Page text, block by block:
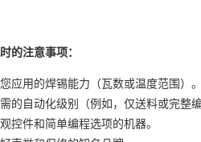
的注意事项：
应用的焊锡能力（瓦数或温度范围）。
的自动化级别（例如，仅送料或完整编
控件和简单编程选项的机器。